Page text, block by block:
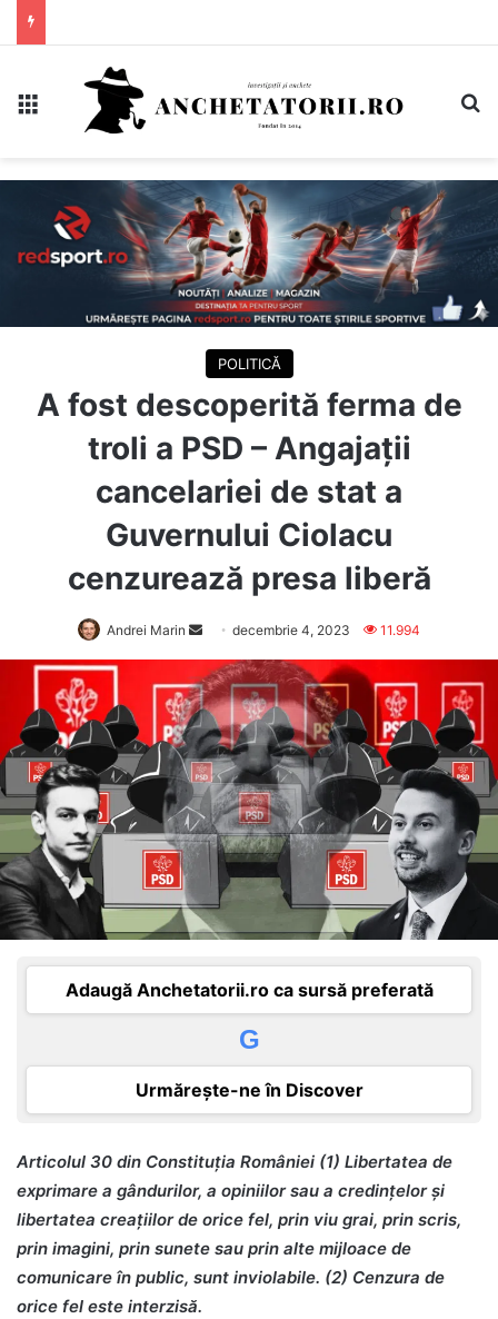
POLITICĂ
A fost descoperită ferma de
troli a PSD – Angajații
cancelariei de stat a
Guvernului Ciolacu
cenzurează presa liberă
Andrei Marin
Send
an
email
decembrie 4, 2023 11.994
Adaugă Anchetatorii.ro ca sursă preferată
G
Urmărește-ne în Discover
Articolul 30 din Constituția României (1) Libertatea de
exprimare a gândurilor, a opiniilor sau a credințelor și
libertatea creațiilor de orice fel, prin viu grai, prin scris,
prin imagini, prin sunete sau prin alte mijloace de
comunicare în public, sunt inviolabile. (2) Cenzura de
orice fel este interzisă.